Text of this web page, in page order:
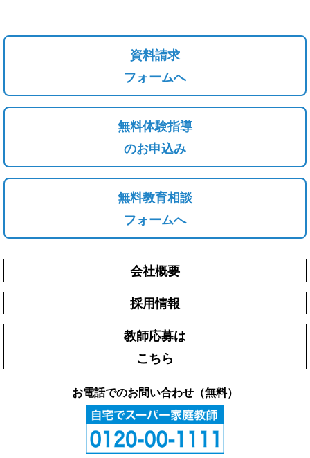
資料請求
フォームへ
無料体験指導
のお申込み
無料教育相談
フォームへ
会社概要
採用情報
教師応募は
こちら
お電話でのお問い合わせ（無料）